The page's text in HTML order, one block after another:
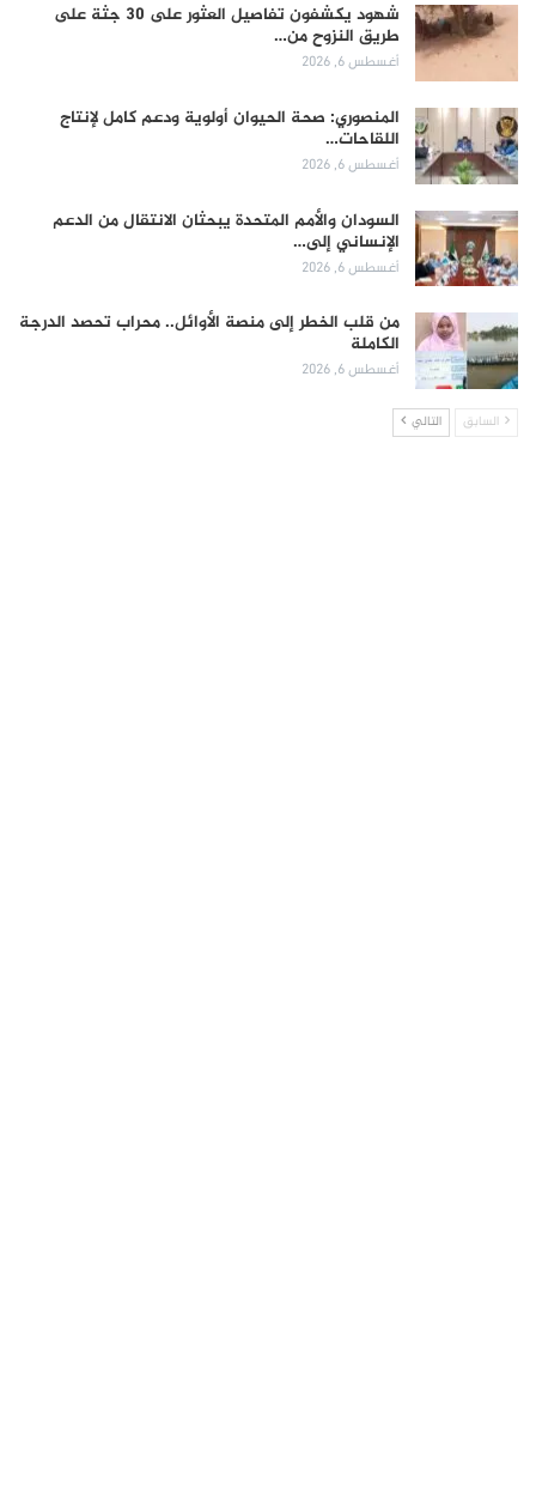
شهود يكشفون تفاصيل العثور على 30 جثة على
طريق النزوح من…
أغسطس 6, 2026
المنصوري: صحة الحيوان أولوية ودعم كامل لإنتاج
اللقاحات…
أغسطس 6, 2026
السودان والأمم المتحدة يبحثان الانتقال من الدعم
الإنساني إلى…
أغسطس 6, 2026
من قلب الخطر إلى منصة الأوائل.. محراب تحصد الدرجة
الكاملة
أغسطس 6, 2026
السابق التالي